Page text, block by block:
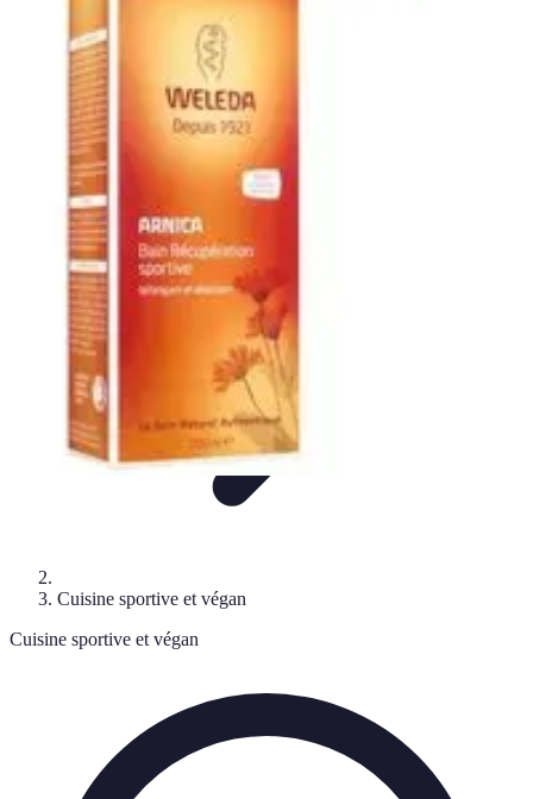
Vegan Power Kitchen
NutritionRecettes TendancesCuisine sportive et végan
Vegan Power Kitchen
Cuisine sportive et végan
Cuisine sportive et végan